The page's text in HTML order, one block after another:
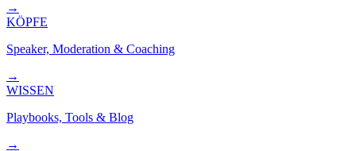
→
KÖPFE
Speaker, Moderation & Coaching
→
WISSEN
Playbooks, Tools & Blog
→